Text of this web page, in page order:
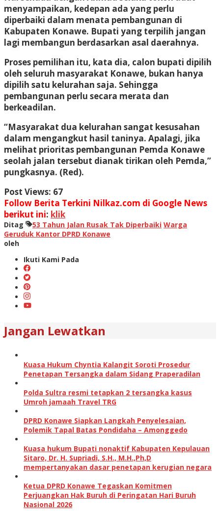
menyampaikan, kedepan ada yang perlu
diperbaiki dalam menata pembangunan di
Kabupaten Konawe. Bupati yang terpilih jangan
lagi membangun berdasarkan asal daerahnya.
Proses pemilihan itu, kata dia, calon bupati dipilih
oleh seluruh masyarakat Konawe, bukan hanya
dipilih satu kelurahan saja. Sehingga
pembangunan perlu secara merata dan
berkeadilan.
“Masyarakat dua kelurahan sangat kesusahan
dalam mengangkut hasil taninya. Apalagi, jika
melihat prioritas pembangunan Pemda Konawe
seolah jalan tersebut dianak tirikan oleh Pemda,”
pungkasnya. (Red).
Post Views: 67
Follow Berita Terkini Nilkaz.com di Google News
berikut ini: klik
Ditag 53 Tahun Jalan Rusak Tak Diperbaiki Warga
Geruduk Kantor DPRD Konawe
oleh
Ikuti Kami Pada
Jangan Lewatkan
Kuasa Hukum Chyntia Kalangit Soroti Prosedur
Penetapan Tersangka dalam Sidang Praperadilan
Polda Sultra resmi tetapkan 2 tersangka kasus
Umroh jamaah Travel TRG
DPRD Konawe Siapkan Langkah Penyelesaian,
Polemik Tapal Batas Pondidaha – Amonggedo
Kuasa hukum Bupati nonaktif Kabupaten Kepulauan
Sitaro, Dr. H. Supriadi, S.H., M.H.,Ph,D
mempertanyakan dasar penetapan kerugian negara
Ketua DPRD Konawe Tegaskan Komitmen
Perjuangkan Hak Buruh di Peringatan Hari Buruh
Nasional 2026